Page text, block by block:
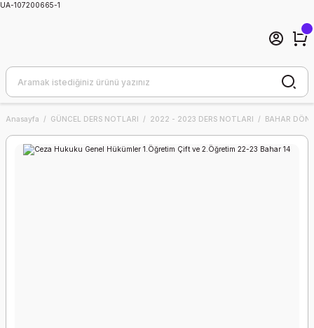
UA-107200665-1
Anasayfa GÜNCEL DERS NOTLARI 2022 - 2023 DERS NOTLARI BAHAR